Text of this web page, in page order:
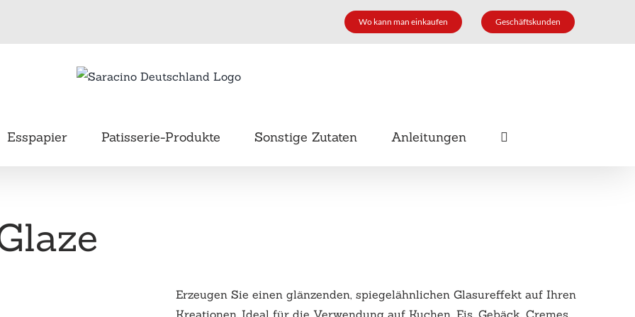
Wo kann man einkaufen Geschäftskunden
Esspapier Patisserie-Produkte Sonstige Zutaten Anleitungen
Erzeugen Sie einen glänzenden, spiegelähnlichen Glasureffekt auf Ihren
Kreationen. Ideal für die Verwendung auf Kuchen, Eis, Gebäck, Cremes,